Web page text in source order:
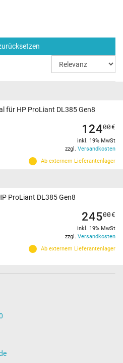
für HP ProLiant DL385 Gen8
Ab externem Lieferantenlager
12400€
inkl. 19% MwSt
zzgl. Versandkosten
ProLiant DL385 Gen8
Ab externem Lieferantenlager
24500€
inkl. 19% MwSt
zzgl. Versandkosten